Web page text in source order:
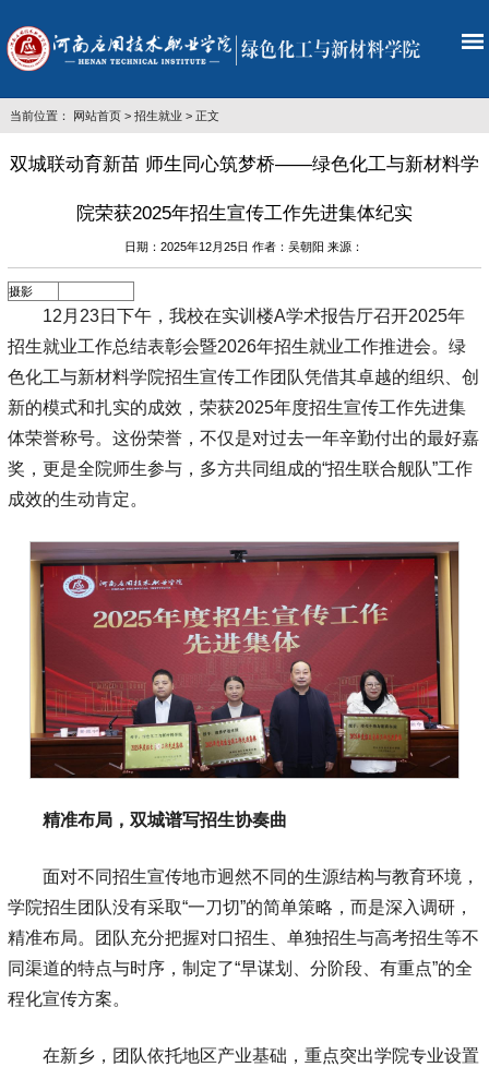
当前位置： 网站首页> 招生就业 > 正文
双城联动育新苗 师生同心筑梦桥——绿色化工与新材料学
院荣获2025年招生宣传工作先进集体纪实
日期：2025年12月25日 作者：吴朝阳 来源：
摄影
12月23日下午，我校在实训楼A学术报告厅召开2025年
招生就业工作总结表彰会暨2026年招生就业工作推进会。绿
色化工与新材料学院招生宣传工作团队凭借其卓越的组织、创
新的模式和扎实的成效，荣获2025年度招生宣传工作先进集
体荣誉称号。这份荣誉，不仅是对过去一年辛勤付出的最好嘉
奖，更是全院师生参与，多方共同组成的“招生联合舰队”工作
成效的生动肯定。
精准布局，双城谱写招生协奏曲
面对不同招生宣传地市迥然不同的生源结构与教育环境，
学院招生团队没有采取“一刀切”的简单策略，而是深入调研，
精准布局。团队充分把握对口招生、单独招生与高考招生等不
同渠道的特点与时序，制定了“早谋划、分阶段、有重点”的全
程化宣传方案。
在新乡，团队依托地区产业基础，重点突出学院专业设置